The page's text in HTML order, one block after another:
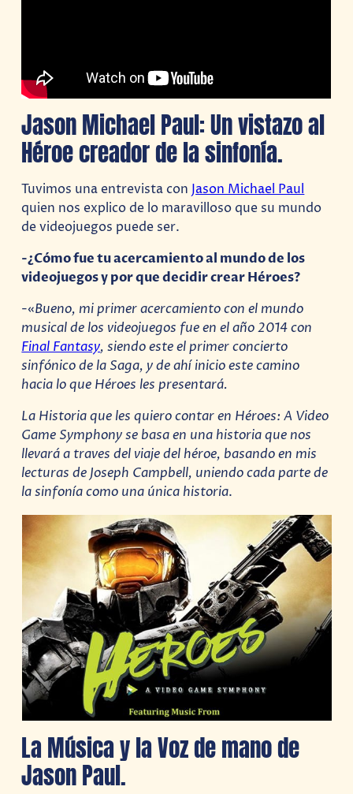
Jason Michael Paul: Un vistazo al
Héroe creador de la sinfonía.
Tuvimos una entrevista con Jason Michael Paul
quien nos explico de lo maravilloso que su mundo
de videojuegos puede ser.
-¿Cómo fue tu acercamiento al mundo de los
videojuegos y por que decidir crear Héroes?
-«Bueno, mi primer acercamiento con el mundo
musical de los videojuegos fue en el año 2014 con
Final Fantasy, siendo este el primer concierto
sinfónico de la Saga, y de ahí inicio este camino
hacia lo que Héroes les presentará.
La Historia que les quiero contar en Héroes: A Video
Game Symphony se basa en una historia que nos
llevará a traves del viaje del héroe, basando en mis
lecturas de Joseph Campbell, uniendo cada parte de
la sinfonía como una única historia.
La Música y la Voz de mano de
Jason Paul.